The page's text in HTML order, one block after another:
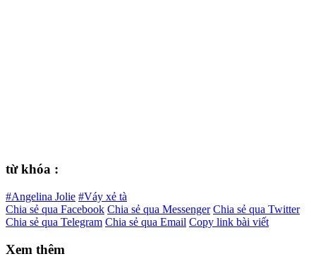
từ khóa :
#Angelina Jolie #Váy xẻ tà
Chia sẻ qua Facebook Chia sẻ qua Messenger Chia sẻ qua Twitter
Chia sẻ qua Telegram Chia sẻ qua Email Copy link bài viết
Xem thêm